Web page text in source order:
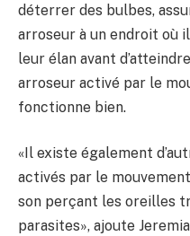
déterrer des bulbes,
arroseur à un endroit où
leur élan avant
arroseur activé par le
fonctionne bien.
«Il existe également
activés par le
son perçant les oreilles
parasites», ajoute